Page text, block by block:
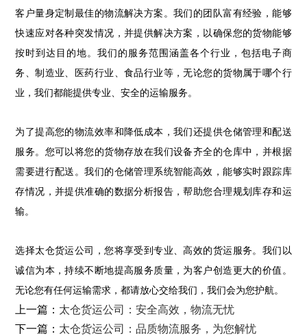
客户量身定制最佳的物流解决方案。我们的团队富有经验，能够
快速应对各种突发情况，并提供解决方案，以确保您的货物能够
按时到达目的地。我们的服务范围涵盖各个行业，包括电子商
务、制造业、医药行业、食品行业等，无论您的货物属于哪个行
业，我们都能提供专业、安全的运输服务。
为了提高您的物流效率和降低成本，我们还提供仓储管理和配送
服务。您可以将您的货物存放在我们设备齐全的仓库中，并根据
需要进行配送。我们的仓储管理系统智能高效，能够实时跟踪库
存情况，并提供准确的数据分析报告，帮助您合理规划库存和运
输。
选择太仓货运公司，您将享受到专业、高效的货运服务。我们以
诚信为本，持续不断地提高服务质量，为客户创造更大的价值。
无论您有任何运输需求，都请放心交给我们，我们会为您护航。
上一篇： 太仓货运公司：安全高效，物流无忧
下一篇： 太仓货运公司：品质物流服务，为您解忧